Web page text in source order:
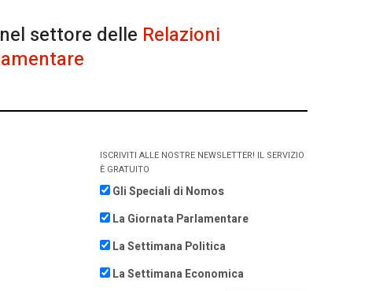
settore delle Relazioni
ISCRIVITI ALLE NOSTRE NEWSLETTER! IL SERVIZIO
È GRATUITO
Gli Speciali di Nomos
La Giornata Parlamentare
La Settimana Politica
La Settimana Economica